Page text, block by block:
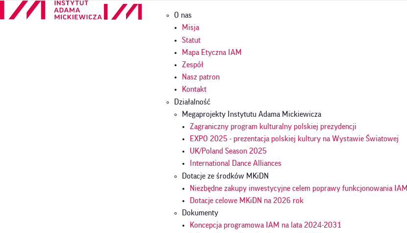
Przejdź
do
Główna
nawigacja
O nas
Misja
Statut
Mapa Etyczna IAM
Zespół
Nasz patron
Kontakt
Działalność
Megaprojekty Instytutu Adama Mickiewicza
Zagraniczny program kulturalny polskiej prezydencji
EXPO 2025 - prezentacja polskiej kultury na Wystawie Światowej
UK/Poland Season 2025
International Dance Alliances
Dotacje ze środków MKiDN
Niezbędne zakupy inwestycyjne celem poprawy funkcjonowania IAM
Dotacje celowe MKiDN na 2026 rok
Dokumenty
Koncepcja programowa IAM na lata 2024-2031